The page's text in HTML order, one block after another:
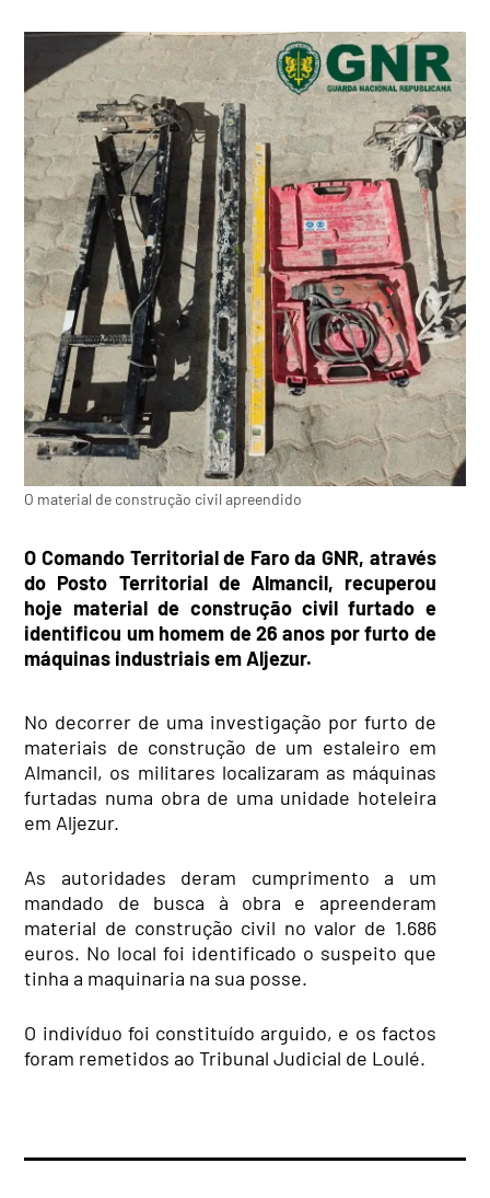
O material de construção civil apreendido
O Comando Territorial de Faro da GNR, através
do Posto Territorial de Almancil, recuperou
hoje material de construção civil furtado e
identificou um homem de 26 anos por furto de
máquinas industriais em Aljezur.
No decorrer de uma investigação por furto de
materiais de construção de um estaleiro em
Almancil, os militares localizaram as máquinas
furtadas numa obra de uma unidade hoteleira
em Aljezur.
As autoridades deram cumprimento a um
mandado de busca à obra e apreenderam
material de construção civil no valor de 1.686
euros. No local foi identificado o suspeito que
tinha a maquinaria na sua posse.
O indivíduo foi constituído arguido, e os factos
foram remetidos ao Tribunal Judicial de Loulé.